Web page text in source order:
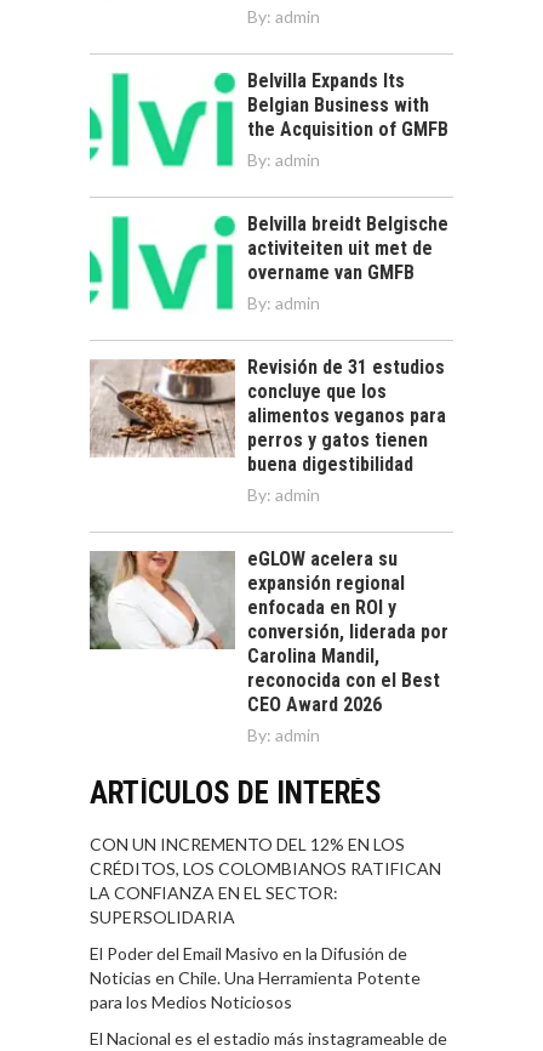
By: admin
Belvilla Expands Its
Belgian Business with
the Acquisition of GMFB
By: admin
Belvilla breidt Belgische
activiteiten uit met de
overname van GMFB
By: admin
Revisión de 31 estudios
concluye que los
alimentos veganos para
perros y gatos tienen
buena digestibilidad
By: admin
eGLOW acelera su
expansión regional
enfocada en ROI y
conversión, liderada por
Carolina Mandil,
reconocida con el Best
CEO Award 2026
By: admin
ARTÍCULOS DE INTERÉS
CON UN INCREMENTO DEL 12% EN LOS
CRÉDITOS, LOS COLOMBIANOS RATIFICAN
LA CONFIANZA EN EL SECTOR:
SUPERSOLIDARIA
El Poder del Email Masivo en la Difusión de
Noticias en Chile. Una Herramienta Potente
para los Medios Noticiosos
El Nacional es el estadio más instagrameable de